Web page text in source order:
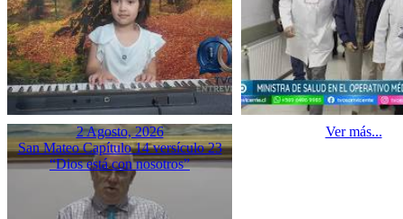
2 Agosto, 2026
San Mateo Capítulo 14 versículo 23
“Dios está con nosotros”
Ver más...